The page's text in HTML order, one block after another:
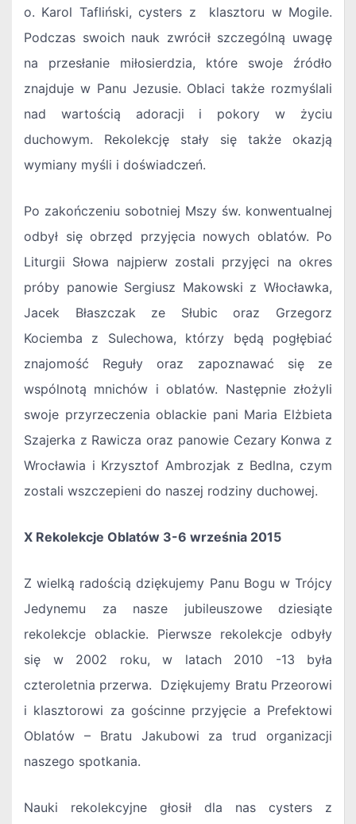
o. Karol Tafliński, cysters z klasztoru w Mogile.
Podczas swoich nauk zwrócił szczególną uwagę
na przesłanie miłosierdzia, które swoje źródło
znajduje w Panu Jezusie. Oblaci także rozmyślali
nad wartością adoracji i pokory w życiu
duchowym. Rekolekcję stały się także okazją
wymiany myśli i doświadczeń.
Po zakończeniu sobotniej Mszy św. konwentualnej
odbył się obrzęd przyjęcia nowych oblatów. Po
Liturgii Słowa najpierw zostali przyjęci na okres
próby panowie Sergiusz Makowski z Włocławka,
Jacek Błaszczak ze Słubic oraz Grzegorz
Kociemba z Sulechowa, którzy będą pogłębiać
znajomość Reguły oraz zapoznawać się ze
wspólnotą mnichów i oblatów. Następnie złożyli
swoje przyrzeczenia oblackie pani Maria Elżbieta
Szajerka z Rawicza oraz panowie Cezary Konwa z
Wrocławia i Krzysztof Ambrozjak z Bedlna, czym
zostali wszczepieni do naszej rodziny duchowej.
X Rekolekcje Oblatów 3-6 września 2015
Z wielką radością dziękujemy Panu Bogu w Trójcy
Jedynemu za nasze jubileuszowe dziesiąte
rekolekcje oblackie. Pierwsze rekolekcje odbyły
się w 2002 roku, w latach 2010 -13 była
czteroletnia przerwa. Dziękujemy Bratu Przeorowi
i klasztorowi za gościnne przyjęcie a Prefektowi
Oblatów – Bratu Jakubowi za trud organizacji
naszego spotkania.
Nauki rekolekcyjne głosił dla nas cysters z